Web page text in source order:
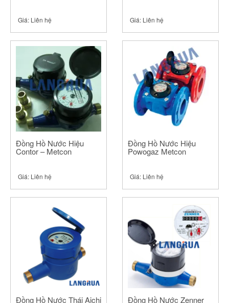
Giá: Liên hệ Giá: Liên hệ
Đồng Hồ Nước Hiệu
Contor – Metcon
Giá: Liên hệ
Đồng Hồ Nước Hiệu
Powogaz Metcon
Giá: Liên hệ
Đồng Hồ Nước Thái Aichi Đồng Hồ Nước Zenner